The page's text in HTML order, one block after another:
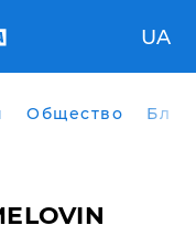
UA
Общество